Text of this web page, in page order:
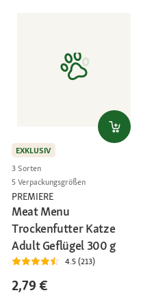
EXKLUSIV
3 Sorten
5 Verpackungsgrößen
PREMIERE
Meat Menu
Trockenfutter Katze
Adult Geflügel 300 g
4.5 (213)
2,79 €